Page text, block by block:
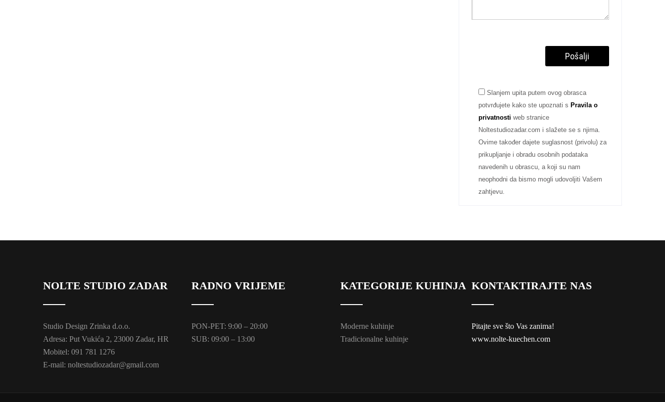
Slanjem upita putem ovog obrasca
potvrđujete kako ste upoznati s Pravila o
privatnosti web stranice
Noltestudiozadar.com i slažete se s njima.
Ovime također dajete suglasnost (privolu) za
prikupljanje i obradu osobnih podataka
navedenih u obrascu, a koji su nam
neophodni da bismo mogli udovoljiti Vašem
zahtjevu.
NOLTE STUDIO ZADAR
Studio Design Zrinka d.o.o.
Adresa: Put Vukića 2, 23000 Zadar, HR
Mobitel: 091 781 1276
E-mail: noltestudiozadar@gmail.com
RADNO VRIJEME
PON-PET: 9:00 – 20:00
SUB: 09:00 – 13:00
KATEGORIJE KUHINJA
Moderne kuhinje
Tradicionalne kuhinje
KONTAKTIRAJTE NAS
Pitajte sve što Vas zanima!
www.nolte-kuechen.com